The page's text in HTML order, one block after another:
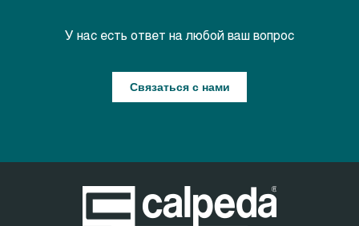
У нас есть ответ на любой ваш вопрос
Связаться с нами